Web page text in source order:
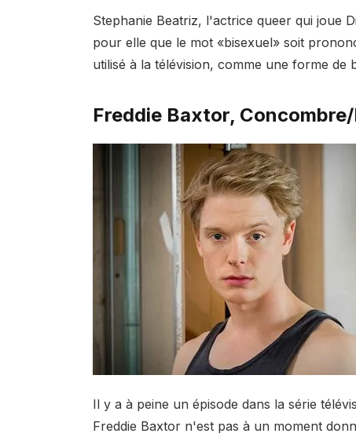
Stephanie Beatriz, l'actrice queer qui joue
pour elle que le mot «bisexuel» soit
utilisé à la télévision, comme une forme de
Freddie Baxtor,
Il y a à peine un épisode dans la série
Freddie Baxtor n'est pas à un moment